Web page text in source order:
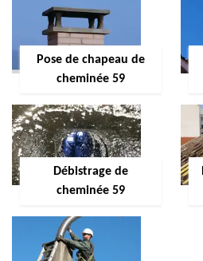
Pose de chapeau de
cheminée 59
Débistrage de
cheminée 59